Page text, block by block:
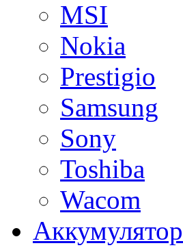
MSI
Nokia
Prestigio
Samsung
Sony
Toshiba
Wacom